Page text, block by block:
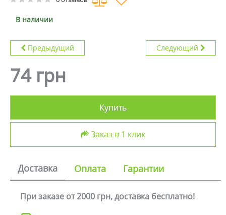
В наличии
Предыдущий Следующий
74 грн
Купить
Заказ в 1 клик
Доставка Оплата Гарантии
При заказе от 2000 грн, доставка бесплатно!